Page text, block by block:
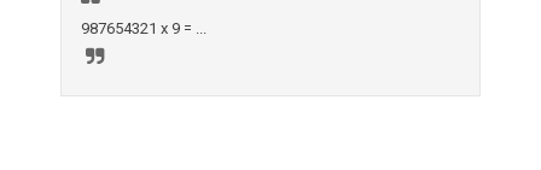
987654321 x 9 = ...